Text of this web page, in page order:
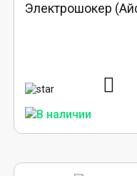
Электрошокер